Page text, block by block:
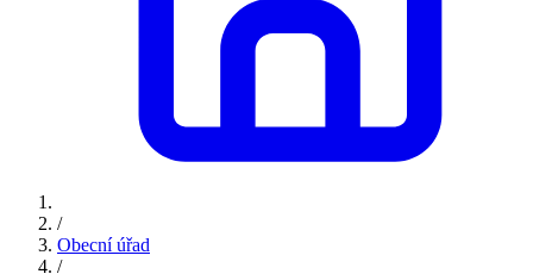
/
Obecní úřad
/